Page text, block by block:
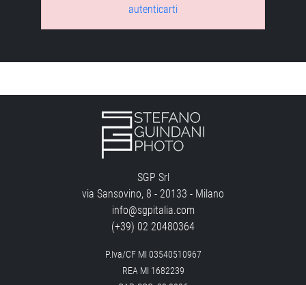
autenticarti
SGP Srl
via Sansovino, 8 - 20133 - Milano
info@sgpitalia.com
(+39) 02 20480364
P.Iva/CF MI 03540510967
REA MI 1682239